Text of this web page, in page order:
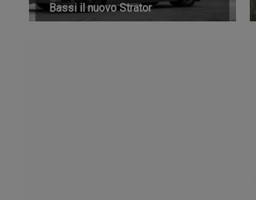
Bassi il nuovo Strator